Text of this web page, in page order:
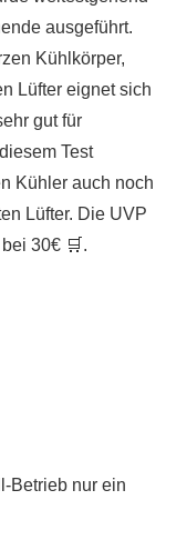
ausgeführt.
Kühlkörper,
Lüfter eignet sich
gut für
Test
Kühler auch noch
Lüfter. Die UVP
30€ 🛒.
Betrieb nur ein